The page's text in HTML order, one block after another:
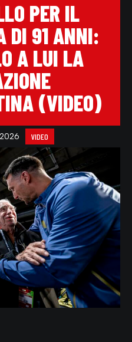
PER IL
DI 91 ANNI:
A LUI LA
(VIDEO)
VIDEO